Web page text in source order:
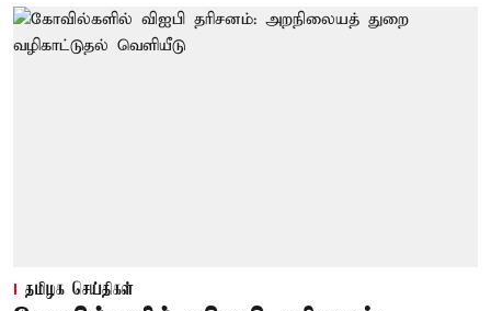
தமிழக செய்திகள்